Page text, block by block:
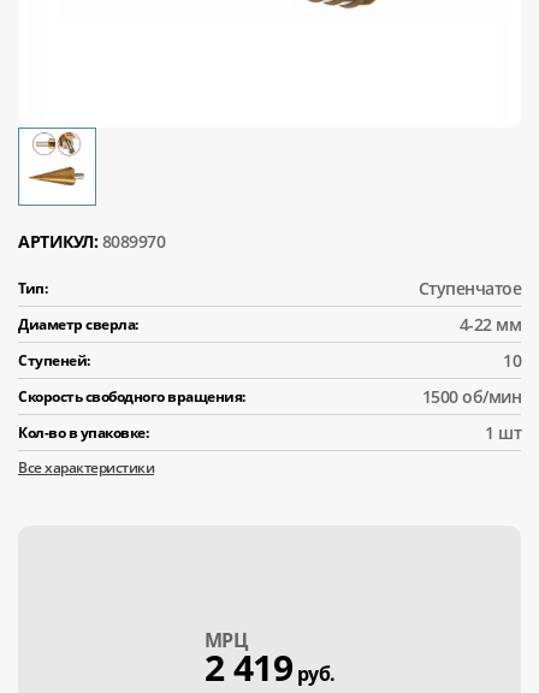
АРТИКУЛ: 8089970
Тип: Ступенчатое
Диаметр сверла: 4-22 мм
Ступеней: 10
Скорость свободного вращения: 1500 об/мин
Кол-во в упаковке: 1 шт
Все характеристики
МPЦ
2 419 руб.